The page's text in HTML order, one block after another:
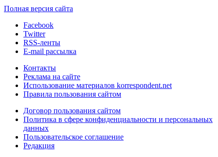
Полная версия сайта
Facebook
Twitter
RSS-ленты
E-mail рассылка
Контакты
Реклама на сайте
Использование материалов korrespondent.net
Правила пользования сайтом
Договор пользования сайтом
Политика в сфере конфиденциальности и персональных
данных
Пользовательское соглашение
Редакция